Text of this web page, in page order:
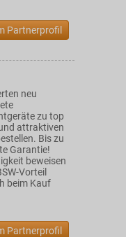
Partnerprofil
neu
zu top
attraktiven
Bis zu
Garantie!
beweisen
Vorteil
beim Kauf
Partnerprofil